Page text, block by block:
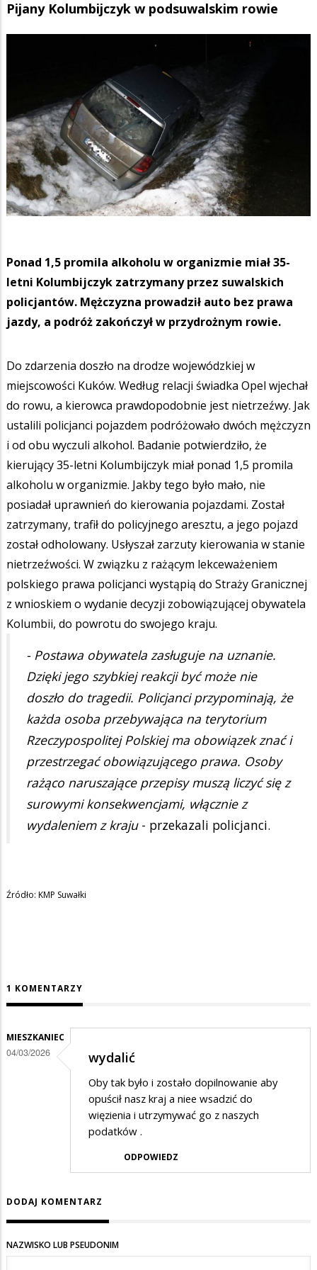
Pijany Kolumbijczyk w podsuwalskim rowie
Ponad 1,5 promila alkoholu w organizmie miał 35-
letni Kolumbijczyk zatrzymany przez suwalskich
policjantów. Mężczyzna prowadził auto bez prawa
jazdy, a podróż zakończył w przydrożnym rowie.
Do zdarzenia doszło na drodze wojewódzkiej w
miejscowości Kuków. Według relacji świadka Opel wjechał
do rowu, a kierowca prawdopodobnie jest nietrzeźwy. Jak
ustalili policjanci pojazdem podróżowało dwóch mężczyzn
i od obu wyczuli alkohol. Badanie potwierdziło, że
kierujący 35-letni Kolumbijczyk miał ponad 1,5 promila
alkoholu w organizmie. Jakby tego było mało, nie
posiadał uprawnień do kierowania pojazdami. Został
zatrzymany, trafił do policyjnego aresztu, a jego pojazd
został odholowany. Usłyszał zarzuty kierowania w stanie
nietrzeźwości. W związku z rażącym lekceważeniem
polskiego prawa policjanci wystąpią do Straży Granicznej
z wnioskiem o wydanie decyzji zobowiązującej obywatela
Kolumbii, do powrotu do swojego kraju.
- Postawa obywatela zasługuje na uznanie.
Dzięki jego szybkiej reakcji być może nie
doszło do tragedii. Policjanci przypominają, że
każda osoba przebywająca na terytorium
Rzeczypospolitej Polskiej ma obowiązek znać i
przestrzegać obowiązującego prawa. Osoby
rażąco naruszające przepisy muszą liczyć się z
surowymi konsekwencjami, włącznie z
wydaleniem z kraju - przekazali policjanci.
Źródło: KMP Suwałki
1 KOMENTARZY
MIESZKANIEC
04/03/2026 wydalić
Oby tak było i zostało dopilnowanie aby
opuścił nasz kraj a niee wsadzić do
więzienia i utrzymywać go z naszych
podatków .
ODPOWIEDZ
DODAJ KOMENTARZ
NAZWISKO LUB PSEUDONIM